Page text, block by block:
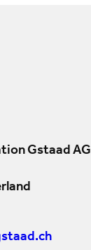
Gstaad AG